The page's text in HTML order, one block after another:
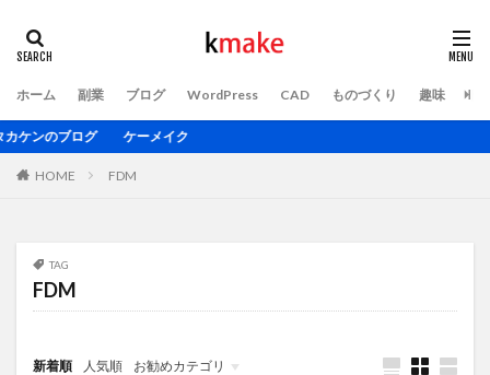
ホーム 副業 ブログ WordPress CAD ものづくり 趣味 ト
のブログ ケーメイク
HOME FDM
TAG
FDM
新着順 人気順 お勧めカテゴリ